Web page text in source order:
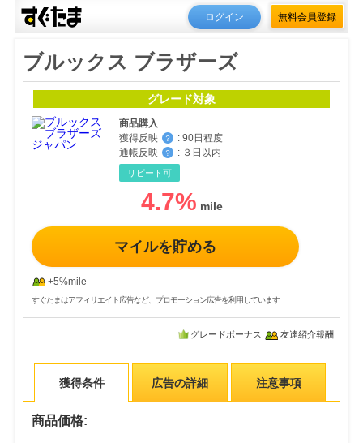
ログイン 無料会員登録
ブルックス ブラザーズ
グレード対象
商品購入
獲得反映
？ : 90日程度
通帳反映
？ : ３日以内
リピート可
4.7%
マイルを貯める
+5%mile
すぐたまはアフィリエイト広告など、プロモーション広告を利用しています
グレードボーナス 友達紹介報酬
獲得条件 広告の詳細 注意事項
商品価格: